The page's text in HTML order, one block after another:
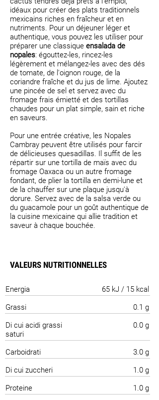
idéaux pour créer des plats traditionnels
mexicains riches en fraîcheur et en
nutriments. Pour un déjeuner léger et
authentique, vous pouvez les utiliser pour
préparer une classique ensalada de
nopales: égouttez-les, rincez-les
légèrement et mélangez-les avec des dés
de tomate, de l'oignon rouge, de la
coriandre fraîche et du jus de lime. Ajoutez
une pincée de sel et servez avec du
fromage frais émietté et des tortillas
chaudes pour un plat simple, sain et riche
en saveurs.
Pour une entrée créative, les Nopales
Cambray peuvent être utilisés pour farcir
de délicieuses quesadillas. Il suffit de les
répartir sur une tortilla de maïs avec du
fromage Oaxaca ou un autre fromage
fondant, de plier la tortilla en demi-lune et
de la chauffer sur une plaque jusqu'à
dorure. Servez avec de la salsa verde ou
du guacamole pour un goût authentique de
la cuisine mexicaine qui allie tradition et
saveur à chaque bouchée.
VALEURS NUTRITIONNELLES
Energia
65 kJ / 15 kcal
Grassi
0.1 g
Di cui acidi grassi
saturi
0.0 g
Carboidrati
3.0 g
Di cui zuccheri
1.0 g
Proteine
1.0 g